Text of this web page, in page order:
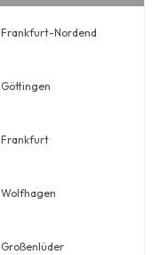
Frankfurt-Nordend
Göttingen
Frankfurt
Wolfhagen
Großenlüder